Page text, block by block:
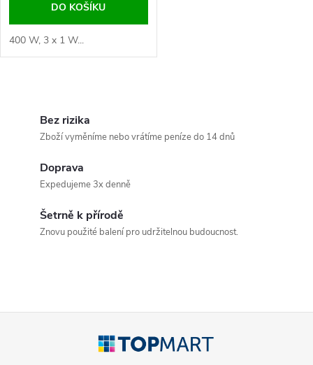
DO KOŠÍKU
400 W, 3 x 1 W...
Bez rizika
Zboží vyměníme nebo vrátíme peníze do 14 dnů
Doprava
Expedujeme 3x denně
Šetrně k přírodě
Znovu použité balení pro udržitelnou budoucnost.